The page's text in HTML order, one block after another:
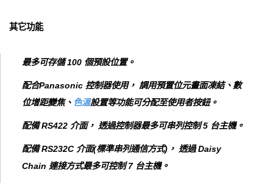
其它功能
最多可存儲 100 個預設位置。
配合Panasonic 控制器使用， 調用預置位元畫面凍結、數
位增距變焦、 色溫設置等功能可分配至使用者按鈕。
配備 RS422 介面， 透過控制器最多可串列控制 5 台主機。
配備 RS232C 介面(標準串列通信方式)， 透過 Daisy
Chain 連接方式最多可控制 7 台主機。